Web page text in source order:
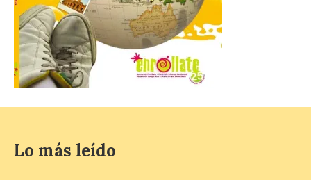
una feria […]
CIUDEN acoge un nuevo
gran proyecto expositivo
Eduardo Chillida con el
10 Ago 2026
Lo más leído